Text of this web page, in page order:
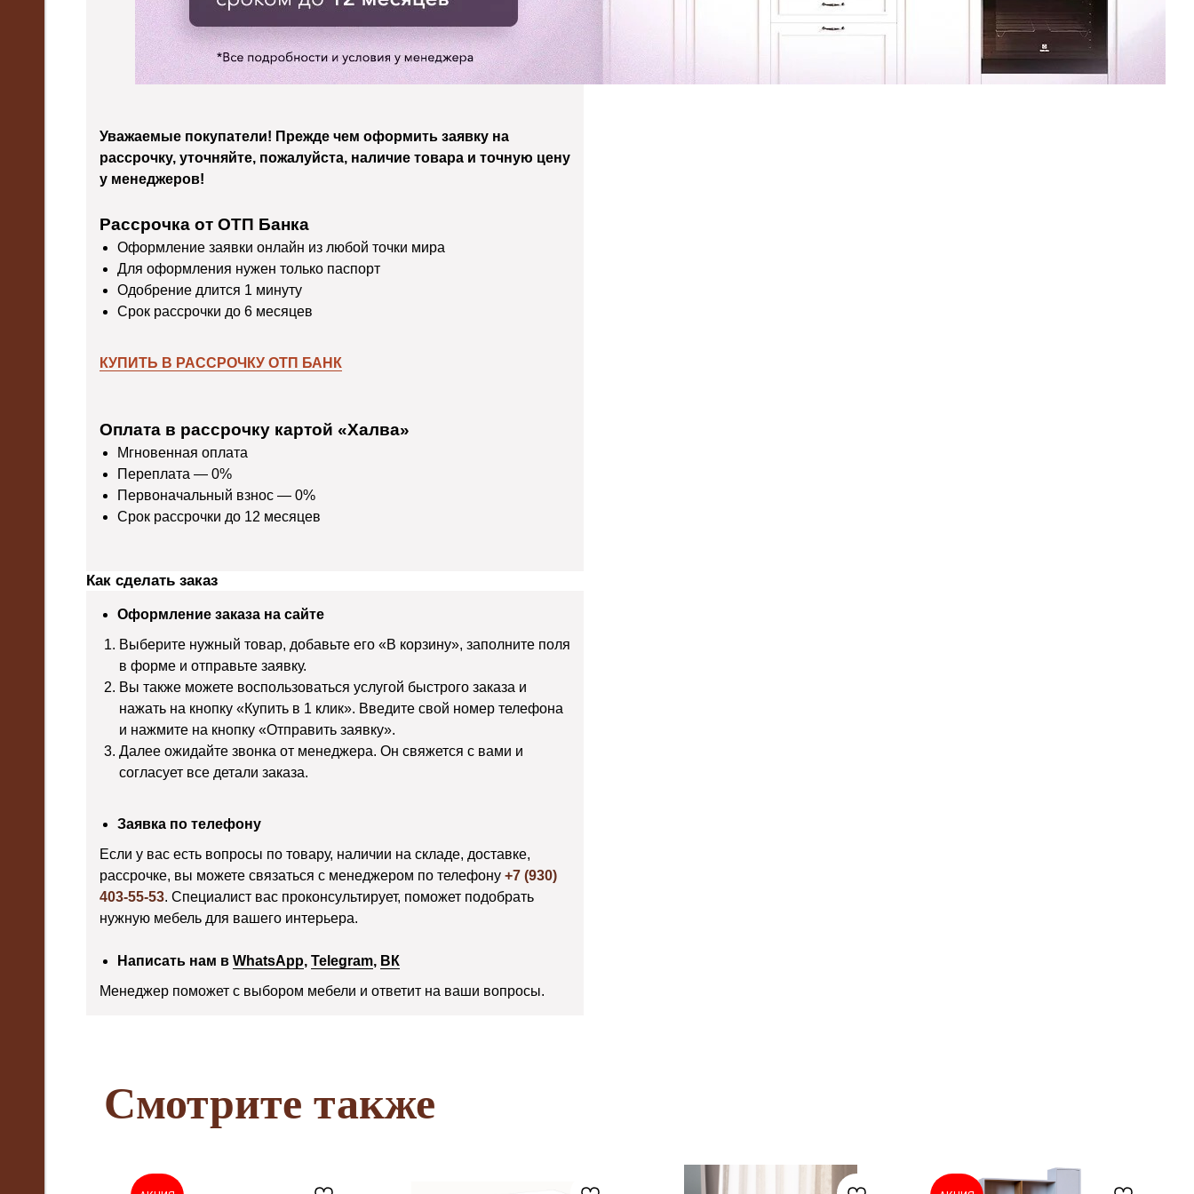
Уважаемые покупатели! Прежде чем оформить заявку на
рассрочку, уточняйте, пожалуйста, наличие товара и точную цену
у менеджеров!
Рассрочка от ОТП Банка
Оформление заявки онлайн из любой точки мира
Для оформления нужен только паспорт
Одобрение длится 1 минуту
Срок рассрочки до 6 месяцев
КУПИТЬ В РАССРОЧКУ ОТП БАНК
Оплата в рассрочку картой «Халва»
Мгновенная оплата
Переплата — 0%
Первоначальный взнос — 0%
Срок рассрочки до 12 месяцев
Как сделать заказ
Оформление заказа на сайте
Выберите нужный товар, добавьте его «В корзину», заполните поля
в форме и отправьте заявку.
Вы также можете воспользоваться услугой быстрого заказа и
нажать на кнопку «Купить в 1 клик». Введите свой номер телефона
и нажмите на кнопку «Отправить заявку».
Далее ожидайте звонка от менеджера. Он свяжется с вами и
согласует все детали заказа.
Заявка по телефону
Если у вас есть вопросы по товару, наличии на складе, доставке,
рассрочке, вы можете связаться с менеджером по телефону +7 (930)
403-55-53. Специалист вас проконсультирует, поможет подобрать
нужную мебель для вашего интерьера.
Написать нам в WhatsApp, Telegram, ВК
Менеджер поможет с выбором мебели и ответит на ваши вопросы.
Смотрите также